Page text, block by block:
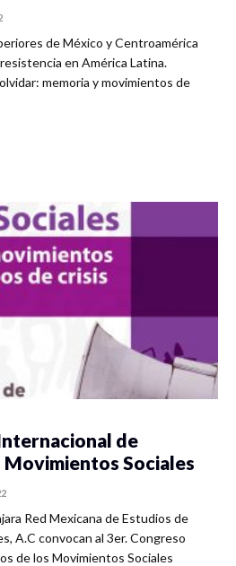
de México y Centroamérica
en América Latina.
memoria y movimientos de
de
Movimientos Sociales
Red Mexicana de Estudios de
A.C convocan al 3er. Congreso
de los Movimientos Sociales